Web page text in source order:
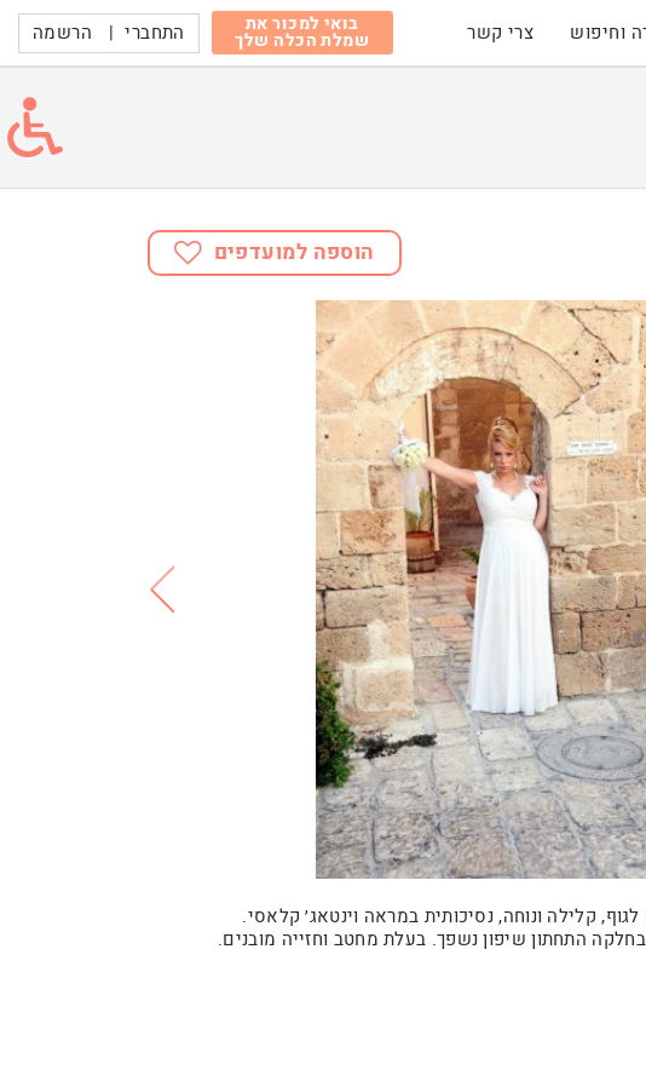
וחיפוש צרי קשר בואי למכור את
שמלת הכלה שלך התחברי | הרשמה
הוספה למועדפים
קלילה ונוחה, נסיכותית במראה וינטאג׳ קלאסי.
התחתון שיפון נשפך. בעלת מחטב וחזייה מובנים.